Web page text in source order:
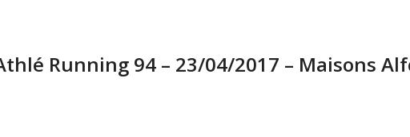
Running 94 – 23/04/2017 – Maisons